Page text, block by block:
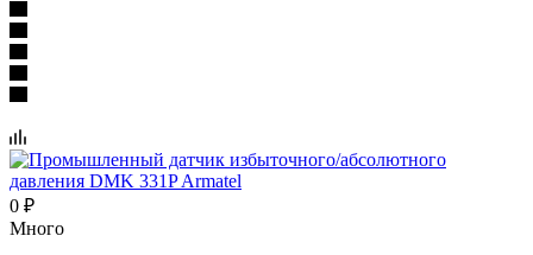
0 ₽
Много